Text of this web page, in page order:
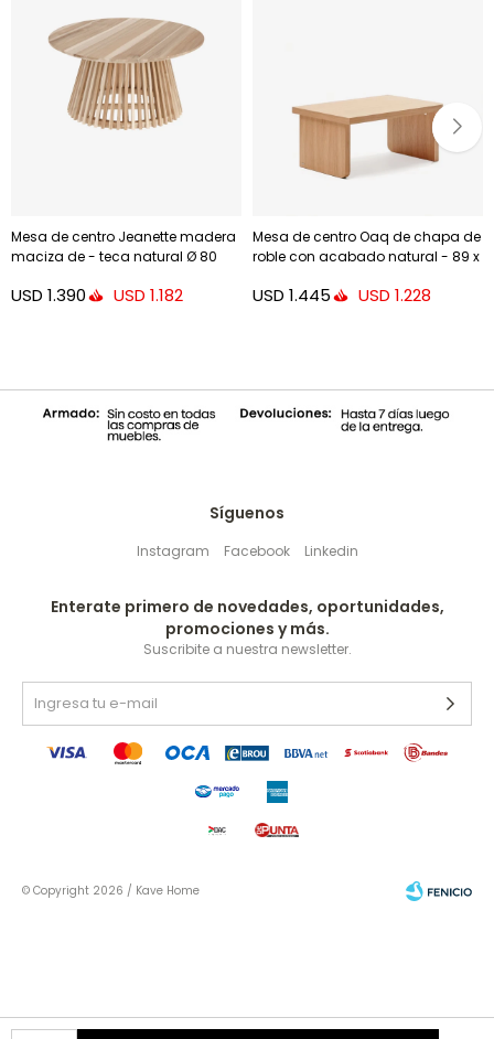
Mesa de centro Jeanette madera
maciza de - teca natural Ø 80
USD 1.390 USD 1.182
Mesa de centro Oaq de chapa de
roble con acabado natural - 89 x
USD 1.445 USD 1.228
Síguenos
Instagram Facebook Linkedin
Enterate primero de novedades, oportunidades,
promociones y más.
Suscribite a nuestra newsletter.
© Copyright 2026 / Kave Home